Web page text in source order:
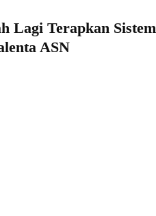
Lagi Terapkan Sistem
ASN